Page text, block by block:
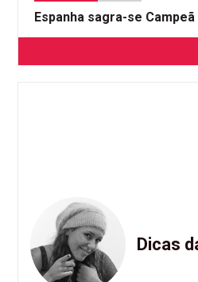
Espanha sagra-se
Dicas